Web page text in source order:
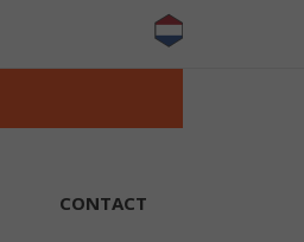
CONTACT